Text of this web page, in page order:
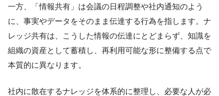
一方、「情報共有」は会議の日程調整や社内通知のよう
に、事実やデータをそのまま伝達する行為を指します。ナ
レッジ共有は、こうした情報の伝達にとどまらず、知識を
組織の資産として蓄積し、再利用可能な形に整備する点で
本質的に異なります。
社内に散在するナレッジを体系的に整理し、必要な人が必